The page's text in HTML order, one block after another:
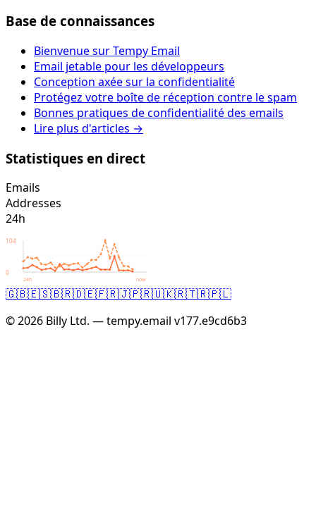
Base de connaissances
Bienvenue sur Tempy Email
Email jetable pour les développeurs
Conception axée sur la confidentialité
Protégez votre boîte de réception contre le spam
Bonnes pratiques de confidentialité des emails
Lire plus d'articles →
Statistiques en direct
Emails
Addresses
24h
104
0
24h now
🇬🇧🇪🇸🇧🇷🇩🇪🇫🇷🇯🇵🇷🇺🇰🇷🇹🇷🇵🇱
© 2026 Billy Ltd. — tempy.email v177.e9cd6b3